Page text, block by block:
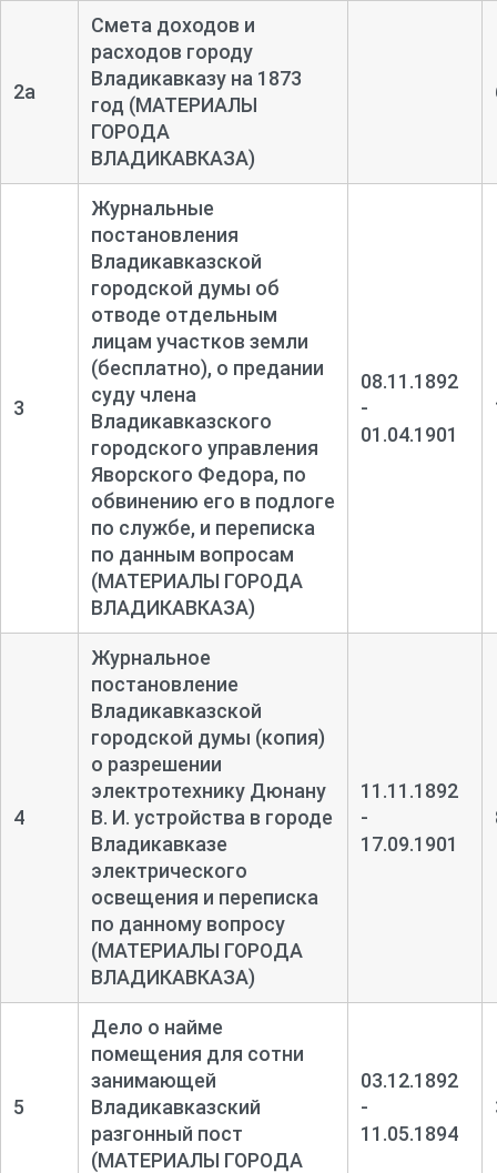
2а
Смета доходов и
расходов городу
Владикавказу на 1873
год (МАТЕРИАЛЫ
ГОРОДА
ВЛАДИКАВКАЗА)
3
Журнальные
постановления
Владикавказской
городской думы об
отводе отдельным
лицам участков земли
(бесплатно), о предании
суду члена
Владикавказского
городского управления
Яворского Федора, по
обвинению его в подлоге
по службе, и переписка
по данным вопросам
(МАТЕРИАЛЫ ГОРОДА
ВЛАДИКАВКАЗА)
08.11.1892
-
01.04.1901
4
Журнальное
постановление
Владикавказской
городской думы (копия)
о разрешении
электротехнику Дюнану
В. И. устройства в городе
Владикавказе
электрического
освещения и переписка
по данному вопросу
(МАТЕРИАЛЫ ГОРОДА
ВЛАДИКАВКАЗА)
11.11.1892
-
17.09.1901
5
Дело о найме
помещения для сотни
занимающей
Владикавказский
разгонный пост
(МАТЕРИАЛЫ ГОРОДА
03.12.1892
-
11.05.1894